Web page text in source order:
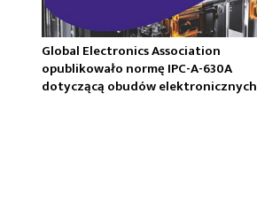
Global Electronics Association
opublikowało normę IPC-A-630A
dotyczącą obudów elektronicznych